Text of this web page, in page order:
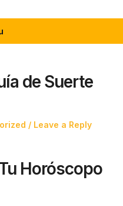
de Suerte
Leave a Reply
Horóscopo